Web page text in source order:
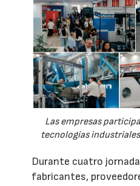
Las empresas
tecnologías
Durante cuatro
fabricantes,